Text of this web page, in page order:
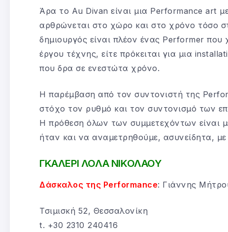
Άρα το Au Divan είναι μια Performance art
αρθρώνεται στο χώρο και στο χρόνο τόσο
δημιουργός είναι πλέον ένας Performer που
έργου τέχνης, είτε πρόκειται για μια
που δρα σε ενεστώτα χρόνο.
Η παρέμβαση από τον συντονιστή της
στόχο τον ρυθμό και τον συντονισμό των
Η πρόθεση όλων των συμμετεχόντων είναι
ήταν και να αναμετρηθούμε, ασυνείδητα,
ΓΚΑΛΕΡΙ ΛΟΛΑ ΝΙΚΟΛΑΟΥ
Δάσκαλος της Performance: Γιάννης
Τσιμισκή 52, Θεσσαλονίκη
t. +30 2310 240416